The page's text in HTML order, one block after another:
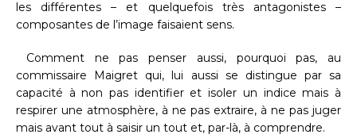
les différentes – et quelquefois très antagonistes –
composantes de l’image faisaient sens.
Comment ne pas penser aussi, pourquoi pas, au
commissaire Maigret qui, lui aussi se distingue par sa
capacité à non pas identifier et isoler un indice mais à
respirer une atmosphère, à ne pas extraire, à ne pas juger
mais avant tout à saisir un tout et, par-là, à comprendre.